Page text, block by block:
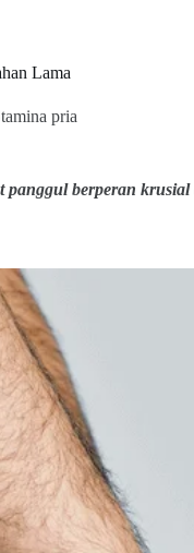
Lama
pria
berperan